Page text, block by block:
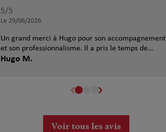
5/5
Le 29/06/2026
Un grand merci à Hugo pour son accompagnement
et son professionnalisme. Il a pris le temps de
comprendre ma situation afin de me proposer une
choses de manière simple et met rapidement en
Hugo M.
Voir tous les avis